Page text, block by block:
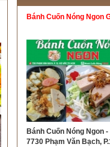
Bánh Cuốn Nóng Ngon
Bánh Cuốn Nóng Ngon
7730 Phạm Văn Bạch,